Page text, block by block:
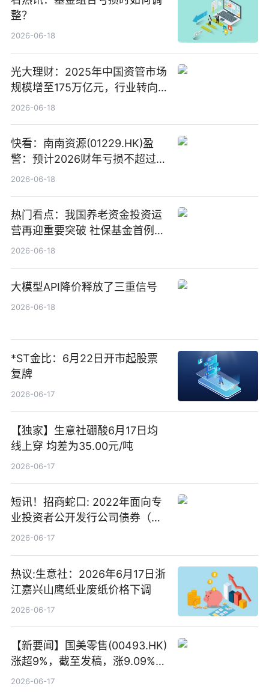
整？
2026-06-18
光大理财：2025年中国资管市场
规模增至175万亿元，行业转向
“量质并重”
2026-06-18
快看：南南资源(01229.HK)盈
警：预计2026财年亏损不超过
1000万港元
2026-06-18
热门看点：我国养老资金投资运
营再迎重要突破 社保基金首例期
货账户完成开立
2026-06-18
大模型API降价释放了三重信号
2026-06-18
*ST金比：6月22日开市起股票
复牌
2026-06-17
【独家】生意社硼酸6月17日均
线上穿 均差为35.00元/吨
2026-06-17
短讯！招商蛇口: 2022年面向专
业投资者公开发行公司债券（第
二期）（品种二）2026年付息公
2026-06-17
热议:生意社：2026年6月17日浙
江嘉兴山鹰纸业废纸价格下调
2026-06-17
【新要闻】国美零售(00493.HK)
涨超9%，截至发稿，涨9.09%，
报0.012港元，成交额37.26万港
2026-06-17